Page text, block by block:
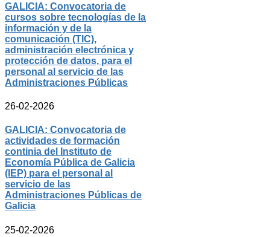
GALICIA: Convocatoria de
cursos sobre tecnologías de la
información y de la
comunicación (TIC),
administración electrónica y
protección de datos, para el
personal al servicio de las
Administraciones Públicas
26-02-2026
GALICIA: Convocatoria de
actividades de formación
continia del Instituto de
Economía Pública de Galicia
(IEP) para el personal al
servicio de las
Administraciones Públicas de
Galicia
25-02-2026